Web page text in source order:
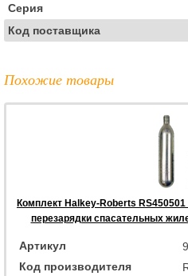
Серия
Код поставщика
Похожие товары
Комплект Halkey-Roberts
перезарядки спасательных
Артикул
Код производителя